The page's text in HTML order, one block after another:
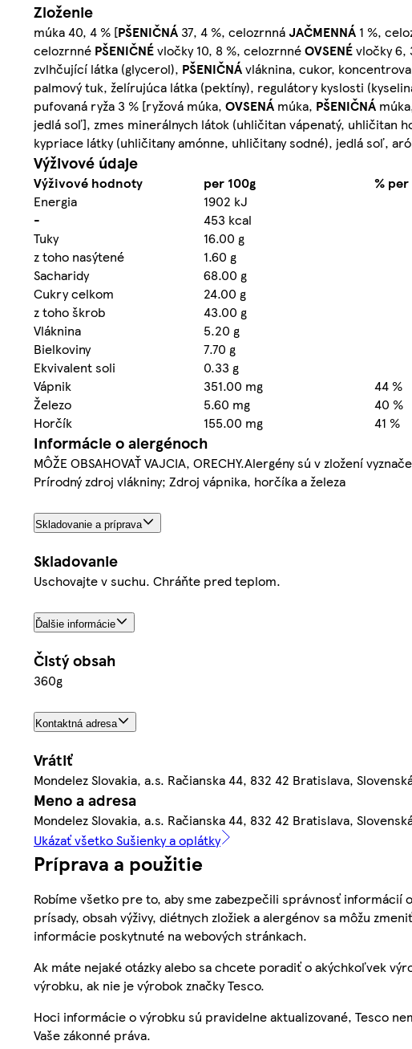
Zloženie
múka 40, 4 % [PŠENIČNÁ 37, 4 %, celozrnnáJAČMENNÁ 1 %,
celozrnné PŠENIČNÉvločky 10, 8 %, celozrnnéOVSENÉvločky 6,
zvlhčující látka (glycerol), PŠENIČNÁvláknina, cukor,
palmový tuk, želírujúca látka (pektíny), regulátory kyslosti
pufovaná ryža 3 % [ryžová múka, OVSENÁ múka, PŠENIČNÁ
jedlá soľ], zmes minerálnych látok (uhličitan vápenatý, uhličitan
kypriace látky (uhličitany amónne, uhličitany sodné), jedlá soľ,
Výživové údaje
Výživové hodnoty per 100g % per
Energia
1902 kJ
-
453 kcal
Tuky
16.00 g
z toho nasýtené
1.60 g
Sacharidy
68.00 g
Cukry celkom
24.00 g
z toho škrob
43.00 g
Vláknina
5.20 g
Bielkoviny
7.70 g
Ekvivalent soli
0.33 g
Vápnik
351.00 mg 44 %
Železo
5.60 mg 40 %
Horčík
155.00 mg 41 %
Informácie o alergénoch
MÔŽE OBSAHOVAŤ VAJCIA, ORECHY.Alergény sú v zložení
Prírodný zdroj vlákniny; Zdroj vápnika, horčíka a železa
Skladovanie a príprava
Skladovanie
Uschovajte v suchu. Chráňte pred teplom.
Ďalšie informácie
Čistý obsah
360g
Kontaktná adresa
Vrátiť
Mondelez Slovakia, a.s. Račianska 44, 832 42 Bratislava,
Meno a adresa
Mondelez Slovakia, a.s. Račianska 44, 832 42 Bratislava,
Ukázať všetko Sušienky a oplátky
Príprava a použitie
Robíme všetko pre to, aby sme zabezpečili správnosť
prísady, obsah výživy, diétnych zložiek a alergénov sa môžu
informácie poskytnuté na webových stránkach.
Ak máte nejaké otázky alebo sa chcete poradiť o akýchkoľvek
výrobku, ak nie je výrobok značky Tesco.
Hoci informácie o výrobku sú pravidelne aktualizované, Tesco
Vaše zákonné práva.